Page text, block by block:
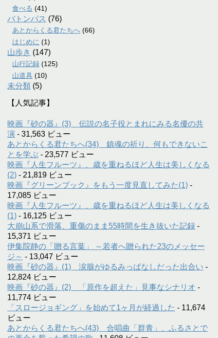
食べる (41)
バトンパス (76)
あとからくる君たちへ (66)
はじめに (1)
山歩き (147)
山行記録 (125)
山道具 (10)
未分類 (5)
【人気記事】
映画『砂の器』(3) 伝説の名子役とまれにみる名優の共
演 - 31,563 ビュー
あとからくる君たちへ(34) 鎮魂の祈り、何もできないこ
とを学ぶ - 23,577 ビュー
映画『人生フルーツ』、歳を重ねるほど人生は美しくなる
(2) - 21,819 ビュー
映画『グリーンブック』をもう一度見直してみた(1) -
17,085 ビュー
映画『人生フルーツ』、歳を重ねるほど人生は美しくなる
(1) - 16,125 ビュー
大崩山系で滑落、重傷のまま55時間を生き抜いた記録 -
15,371 ビュー
伊集院静の「贈る言葉」 ～若者へ贈られた23のメッセー
ジ～ - 13,047 ビュー
映画『砂の器』(1) 涙腺がゆるみっぱなしだった出合い -
12,824 ビュー
映画『砂の器』(2) 「原作を超えた」見事なシナリオ -
11,774 ビュー
「スロージョギング」を始めて1ヶ月が経過した - 11,674
ビュー
あとからくる君たちへ(43) 合唱曲「群青」、ふるさとで